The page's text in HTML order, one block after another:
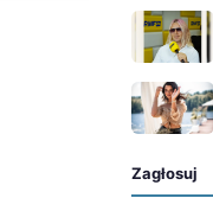
Zagłosuj